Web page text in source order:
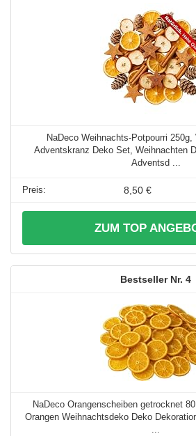
NaDeco Weihnachts-Potpourri
Adventskranz Deko Set, Weihnachten
Adventsd ...
8,50 €
ZUM TOP
4
NaDeco Orangenscheiben getrocknet
Orangen Weihnachtsdeko Deko
...